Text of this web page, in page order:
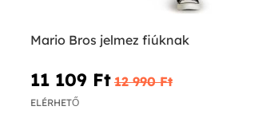
Mario Bros jelmez fiúknak
11 109 Ft‎ 12 990 Ft‎
ELÉRHETŐ